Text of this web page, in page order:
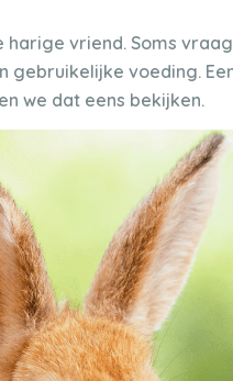
vriend. Soms
gebruikelijke voeding.
we dat eens bekijken.